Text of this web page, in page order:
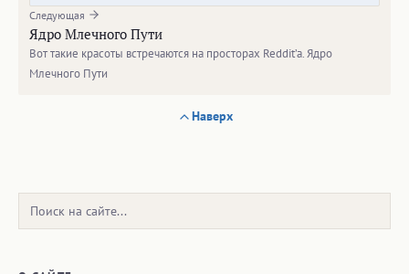
Следующая
Ядро Млечного Пути
Вот такие красоты встречаются на просторах Reddit’a. Ядро
Млечного Пути
Наверх
Поиск: